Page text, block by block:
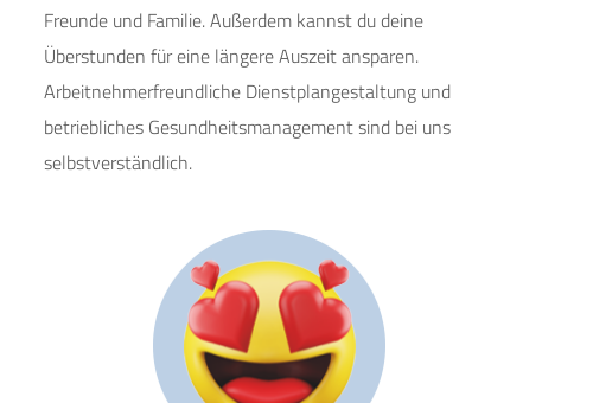
Freunde und Familie. Außerdem kannst du deine
Überstunden für eine längere Auszeit ansparen.
Arbeitnehmerfreundliche Dienstplangestaltung und
betriebliches Gesundheitsmanagement sind bei uns
selbstverständlich.